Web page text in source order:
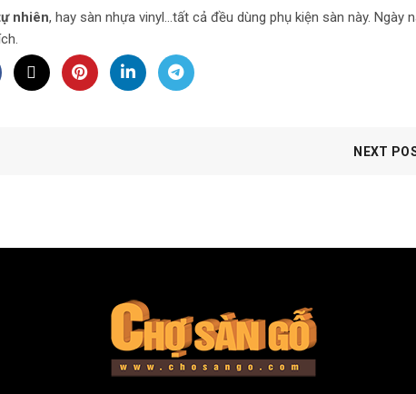
nhiên, hay sàn nhựa vinyl…tất cả đều dùng phụ kiện sàn này. Ngày
NEXT